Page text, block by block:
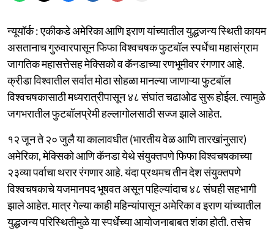
न्यूयॉर्क : एकीकडे अमेरिका आणि इराण यांच्यातील युद्धजन्य स्थिती कायम
असतानाच गुरुवारपासून फिफा विश्वचषक फुटबॉल स्पर्धेचा महासंग्राम
जागतिक महासत्तेसह मेक्सिको व कॅनडाच्या रणभूमीवर रंगणार आहे.
क्रीडा विश्वातील सर्वात मोठा सोहळा मानल्या जाणाऱ्या फुटबॉल
विश्वचषकासाठी मध्यरात्रीपासून ४८ संघांत चढाओढ सुरू होईल. त्यामुळे
जगभरातील फुटबॉलप्रेमी हल्लागोलसाठी सज्ज झाले आहेत.
१२ जून ते २० जुलै या कालावधीत (भारतीय वेळ आणि तारखांनुसार)
अमेरिका, मेक्सिको आणि कॅनडा येथे संयुक्तपणे फिफा विश्वचषकाच्या
२३व्या पर्वाचा थरार रंगणार आहे. यंदा प्रथमच तीन देश संयुक्तपणे
विश्वचषकाचे यजमानपद भूषवत असून पहिल्यांदाच ४८ संघही सहभागी
झाले आहेत. मात्र गेल्या काही महिन्यांपासून अमेरिका व इराण यांच्यातील
युद्धजन्य परिस्थितीमुळे या स्पर्धेच्या आयोजनाबाबत शंका होती. तसेच